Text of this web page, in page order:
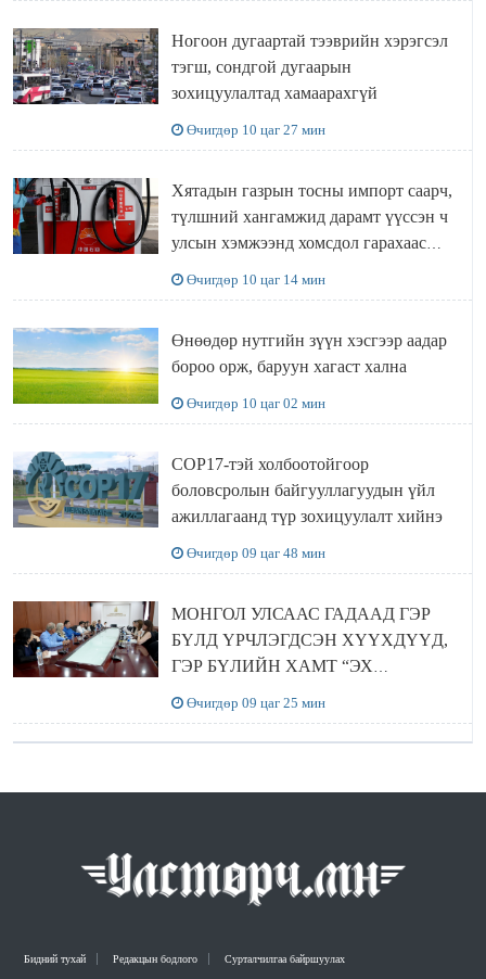
Ногоон дугаартай тээврийн хэрэгсэл
тэгш, сондгой дугаарын
зохицуулалтад хамаарахгүй
Өчигдөр 10 цаг 27 мин
Хятадын газрын тосны импорт саарч,
түлшний хангамжид дарамт үүссэн ч
улсын хэмжээнд хомсдол гарахаас
Өчигдөр 10 цаг 14 мин
Өнөөдөр нутгийн зүүн хэсгээр аадар
бороо орж, баруун хагаст хална
Өчигдөр 10 цаг 02 мин
COP17-тэй холбоотойгоор
боловсролын байгууллагуудын үйл
ажиллагаанд түр зохицуулалт хийнэ
Өчигдөр 09 цаг 48 мин
МОНГОЛ УЛСААС ГАДААД ГЭР
БҮЛД ҮРЧЛЭГДСЭН ХҮҮХДҮҮД,
ГЭР БҮЛИЙН ХАМТ “ЭХ
Өчигдөр 09 цаг 25 мин
Бидний тухай Редакцын бодлого Сурталчилгаа байршуулах